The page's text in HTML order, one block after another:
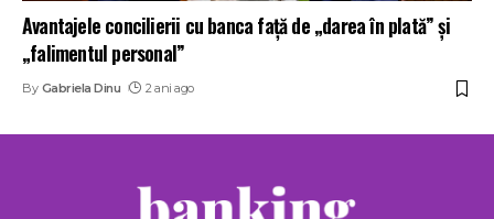
Avantajele concilierii cu banca față de „darea în plată” și
„falimentul personal”
By Gabriela Dinu 2 ani ago